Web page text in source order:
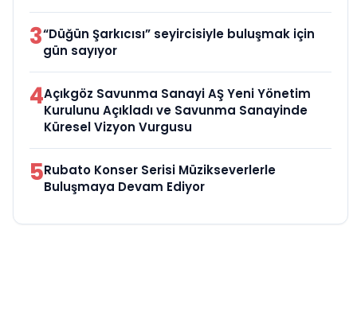
3“Düğün Şarkıcısı” seyircisiyle buluşmak için
gün sayıyor
4Açıkgöz Savunma Sanayi AŞ Yeni Yönetim
Kurulunu Açıkladı ve Savunma Sanayinde
Küresel Vizyon Vurgusu
5Rubato Konser Serisi Müzikseverlerle
Buluşmaya Devam Ediyor